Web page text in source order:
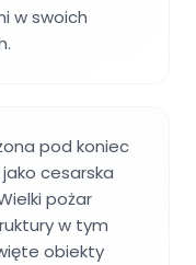
w swoich
pod koniec
jako cesarska
pożar
w tym
obiekty